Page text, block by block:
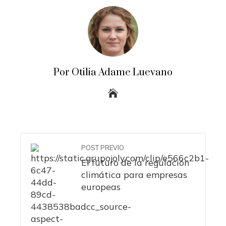
Por Otilia Adame Luevano
POST PREVIO
El futuro de la regulación
climática para empresas
europeas